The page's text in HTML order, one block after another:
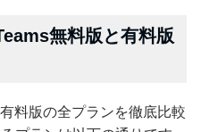
無料版と有料版
料版の全プランを徹底比較